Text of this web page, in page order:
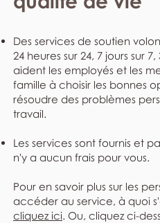
Des services de soutien
24 heures sur 24, 7 jours sur
aident les employés et les
famille à choisir les bonnes
résoudre des problèmes
travail.
Les services sont fournis et
n'y a aucun frais pour vous.
Pour en savoir plus sur les
accéder au service, à quoi
cliquez ici. Ou, cliquez ci-